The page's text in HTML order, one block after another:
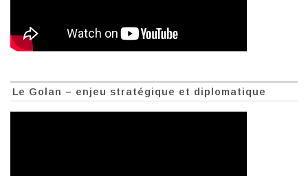
Le Golan – enjeu stratégique et diplomatique